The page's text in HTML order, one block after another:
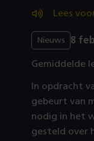
Lees
Nieuws 8
Gemiddelde
In opdracht
gebeurt van
nodig in het
gesteld over